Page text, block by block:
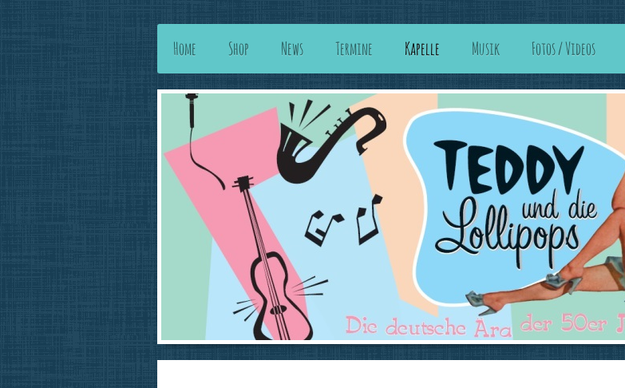
Home Shop News Termine Kapelle Musik Fotos / Videos